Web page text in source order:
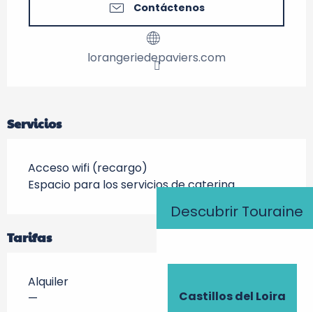
Descubrir Touraine
Castillos del Loira
Contáctenos
lorangeriedepaviers.com
Servicios
Acceso wifi (recargo)
Espacio para los servicios de catering
Tarifas
Alquiler
—